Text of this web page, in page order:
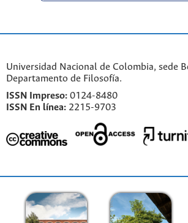
Universidad Nacional de Colombia, sede
Departamento de Filosofía.
ISSN Impreso: 0124-8480
ISSN En línea: 2215-9703